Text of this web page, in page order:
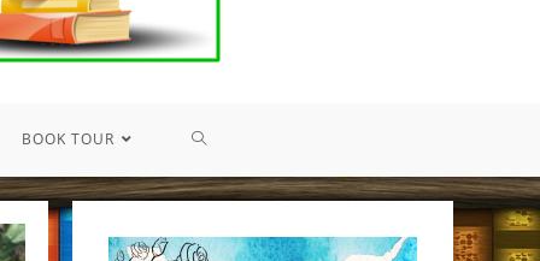
BOOK TOUR TOGGLE